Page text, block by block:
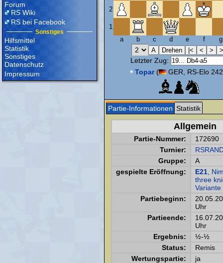
Forum
RS Wiki
RS bei Facebook
Sonstiges
Hilfsmittel
Statistik
Sonstiges
Datenschutz
Impressum
2
1
a
b c d e f g
Letzter Zug:
• Topar( GER, RS-Elo
Partie-Informationen Statistik
Allgemein
Partie-Nummer:
172690
Turnier:
Gruppe:
A
gespielte Eröffnung:
E21 ,
three
Variante
Partiebeginn:
Uhr
Partieende:
Uhr
Ergebnis:
½-½
Status:
Remis
Wertungspartie:
ja